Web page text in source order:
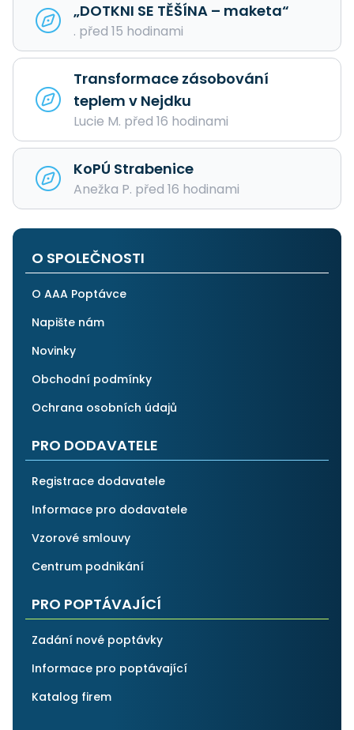
„DOTKNI SE TĚŠÍNA – maketa“
. před 15 hodinami
Transformace zásobování
teplem v Nejdku
Lucie M. před 16 hodinami
KoPÚ Strabenice
Anežka P. před 16 hodinami
O SPOLEČNOSTI
O AAA Poptávce
Napište nám
Novinky
Obchodní podmínky
Ochrana osobních údajů
PRO DODAVATELE
Registrace dodavatele
Informace pro dodavatele
Vzorové smlouvy
Centrum podnikání
PRO POPTÁVAJÍCÍ
Zadání nové poptávky
Informace pro poptávající
Katalog firem